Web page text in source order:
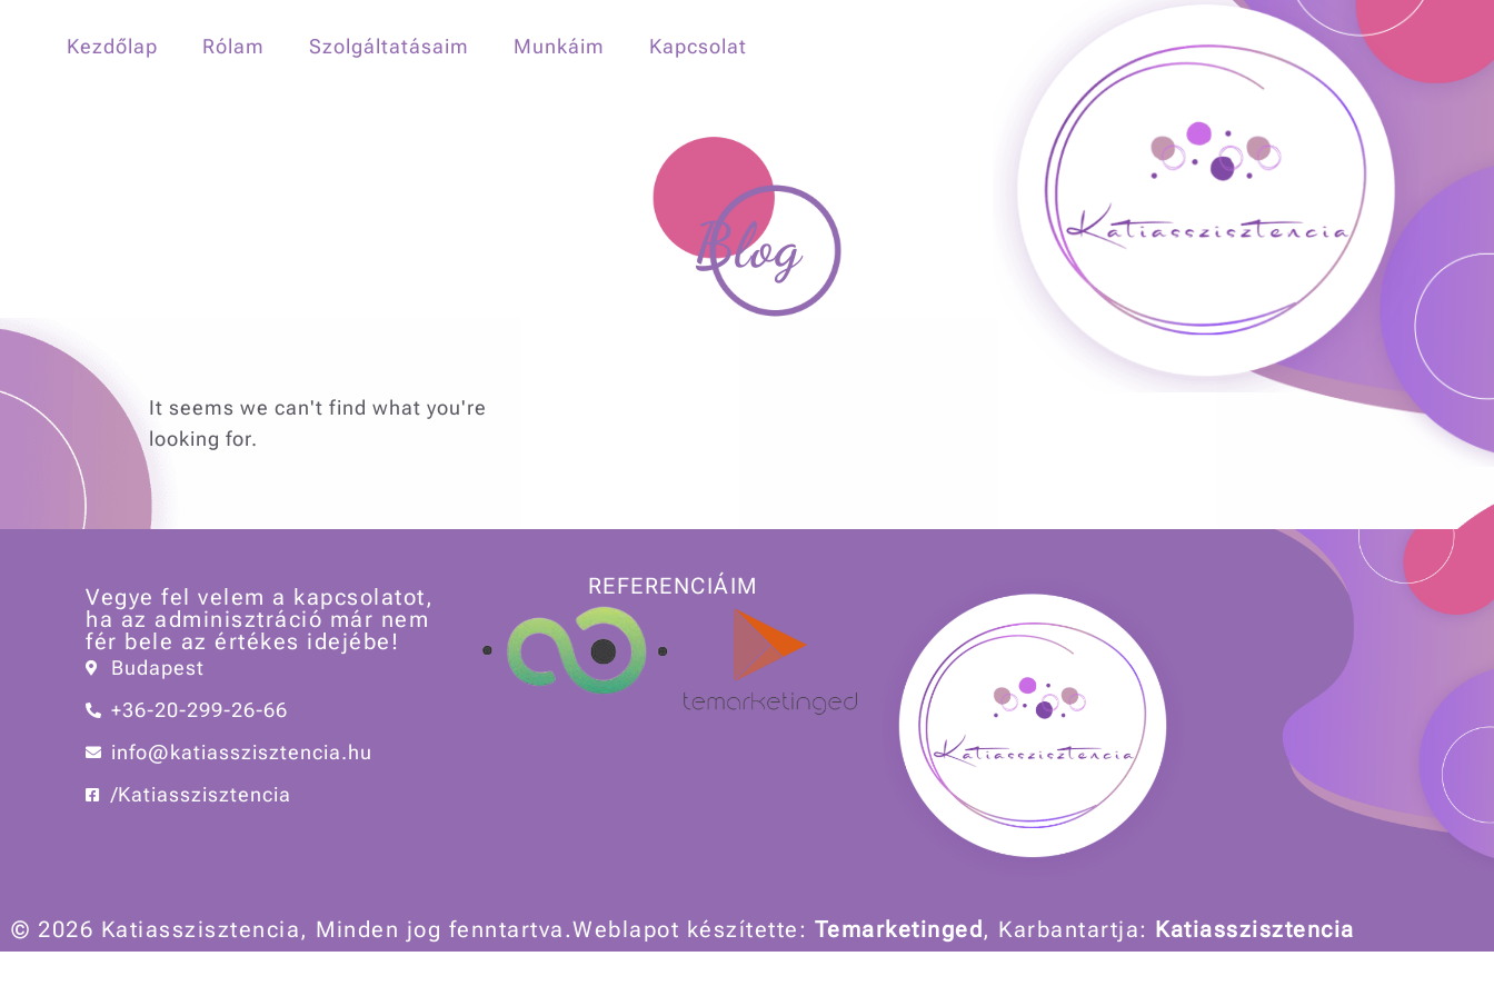
Kezdőlap Rólam Szolgáltatásaim Munkáim Kapcsolat
Blog
It seems we can't find what you're
looking for.
Vegye fel velem a kapcsolatot,
ha az adminisztráció már nem
fér bele az értékes idejébe!
Budapest
+36-20-299-26-66
info@katiasszisztencia.hu
/Katiasszisztencia
REFERENCIÁIM
© 2026 Katiasszisztencia, Minden jog fenntartva.Weblapot készítette: Temarketinged, Karbantartja: Katiasszisztencia